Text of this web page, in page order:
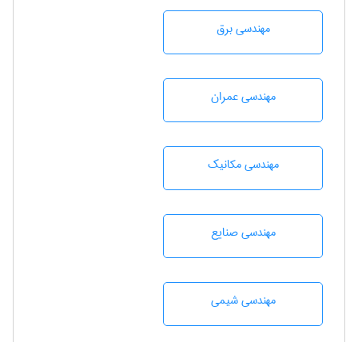
مهندسی برق
مهندسی عمران
مهندسی مکانیک
مهندسی صنايع
مهندسي شيمی